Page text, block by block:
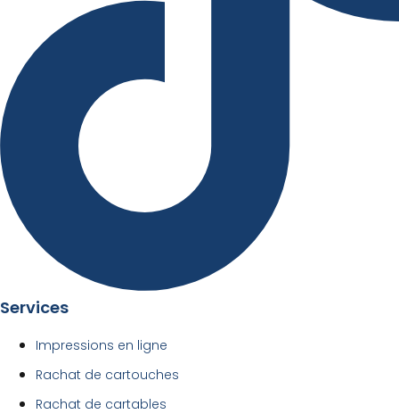
Services
Impressions en ligne
Rachat de cartouches
Rachat de cartables